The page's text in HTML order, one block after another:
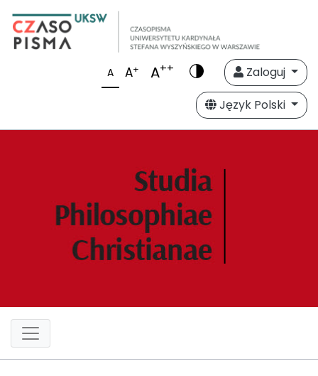
A A+ A++
Zaloguj
Język Polski